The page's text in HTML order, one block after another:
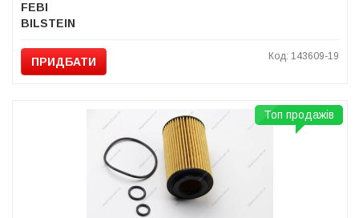
FEBI
BILSTEIN
ПРИДБАТИ Код: 143609-19
Топ продажів